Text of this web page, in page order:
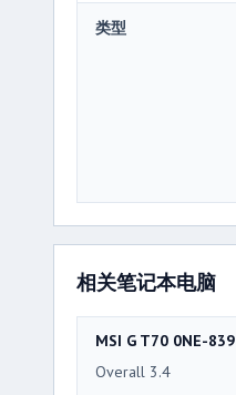
类型
相关笔记本电脑
MSI G T70 0NE-839
Overall 3.4